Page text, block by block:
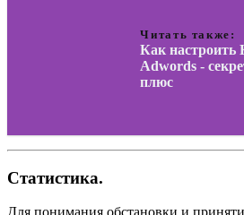
Читать также:
Как
Adwords -
плюс
Статистика.